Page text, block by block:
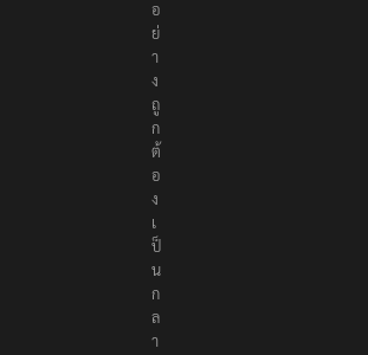
ห
า
อ
ย่
า
ง
ถู
ก
ต้
อ
ง
เ
ป็
น
ก